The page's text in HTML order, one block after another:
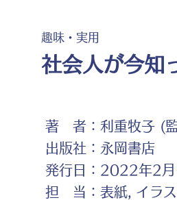
趣味・実用
社会人が今知
著 者：
出版社：
発行日：
担 当：
利重牧子 (
永岡書店
2022年2月
表紙, イラ